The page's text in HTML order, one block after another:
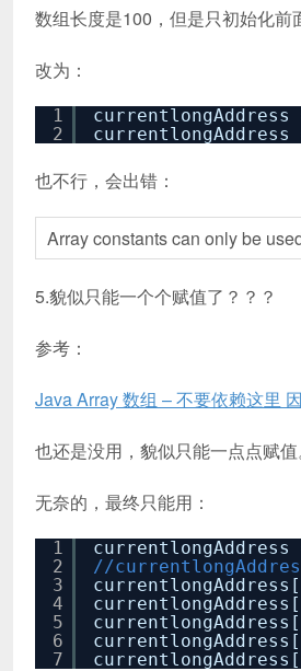
数组长度是100，但是只初始化前
改为：
1
2
currentlongAddress
也不行，会出错：
Array constants can only be
5.貌似只能一个个赋值了？？？
参考：
Java Array 数组 – 不要依赖这里
也还是没用，貌似只能一点点赋值
无奈的，最终只能用：
1
2
3
4
5
6
7
currentlongAddress
//
currentlongAddress[
currentlongAddress[
currentlongAddress[
currentlongAddress[
currentlongAddress[